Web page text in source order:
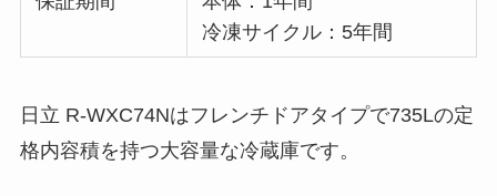
冷凍サイクル：5年間
日立 R-WXC74Nはフレンチドアタイプで735Lの定
格内容積を持つ大容量な冷蔵庫です。